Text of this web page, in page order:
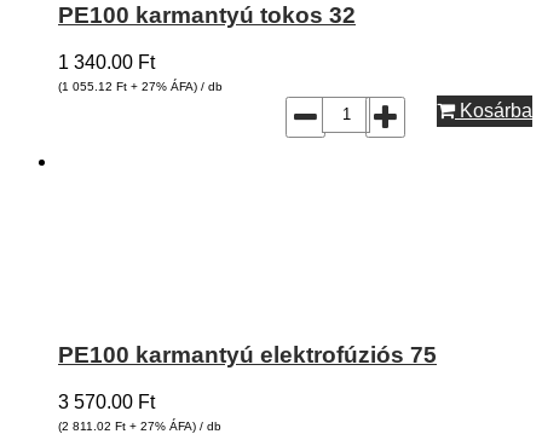
PE100 karmantyú tokos 32
1 340.00 Ft
(1 055.12 Ft + 27% ÁFA) / db
Kosárba
PE100 karmantyú elektrofúziós 75
3 570.00 Ft
(2 811.02 Ft + 27% ÁFA) / db